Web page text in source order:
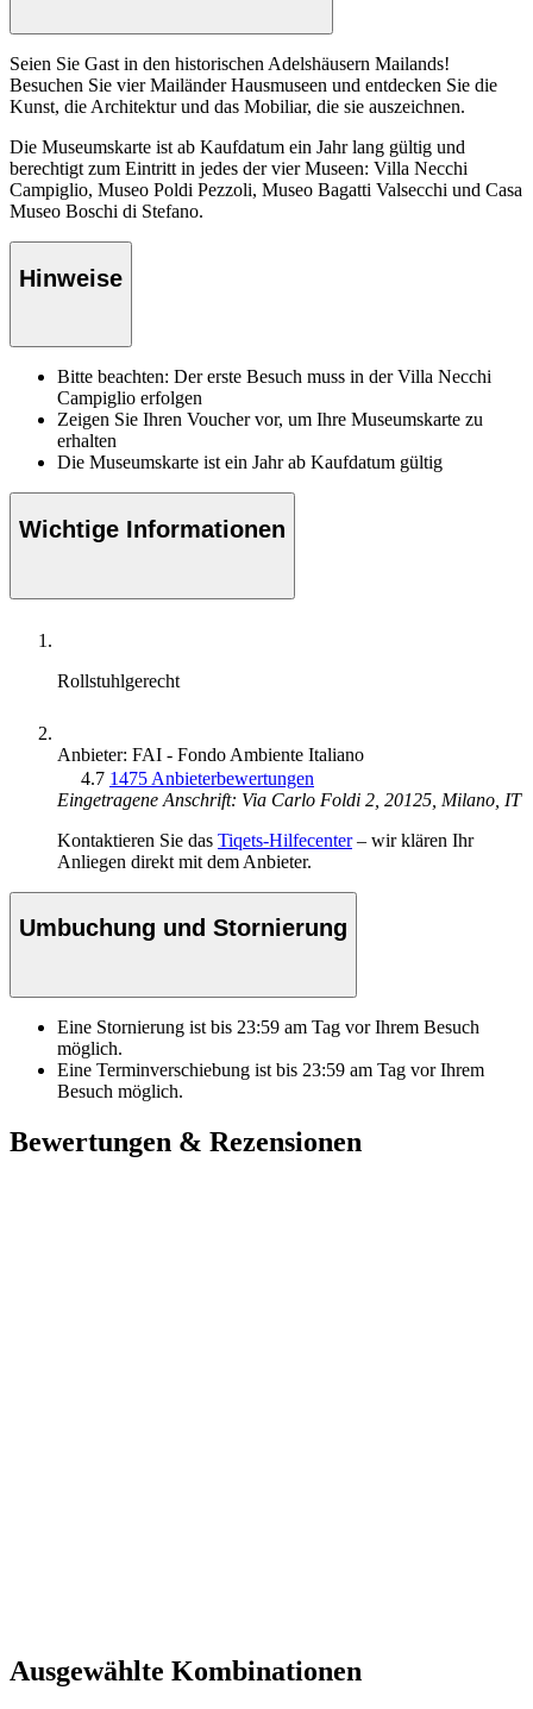
Seien Sie Gast in den historischen Adelshäusern Mailands!
Besuchen Sie vier Mailänder Hausmuseen und entdecken Sie die
Kunst, die Architektur und das Mobiliar, die sie auszeichnen.
Die Museumskarte ist ab Kaufdatum ein Jahr lang gültig und
berechtigt zum Eintritt in jedes der vier Museen: Villa Necchi
Campiglio, Museo Poldi Pezzoli, Museo Bagatti Valsecchi und Casa
Museo Boschi di Stefano.
Hinweise
Bitte beachten: Der erste Besuch muss in der Villa Necchi
Campiglio erfolgen
Zeigen Sie Ihren Voucher vor, um Ihre Museumskarte zu
erhalten
Die Museumskarte ist ein Jahr ab Kaufdatum gültig
Wichtige Informationen
Rollstuhlgerecht
Anbieter: FAI - Fondo Ambiente Italiano
4.7 1475 Anbieterbewertungen
Eingetragene Anschrift: Via Carlo Foldi 2, 20125, Milano, IT
Kontaktieren Sie das Tiqets-Hilfecenter– wir klären Ihr
Anliegen direkt mit dem Anbieter.
Umbuchung und Stornierung
Eine Stornierung ist bis 23:59 am Tag vor Ihrem Besuch
möglich.
Eine Terminverschiebung ist bis 23:59 am Tag vor Ihrem
Besuch möglich.
Bewertungen & Rezensionen
Ausgewählte Kombinationen